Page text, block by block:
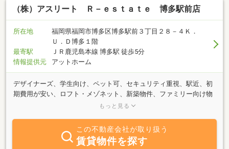
（株）アスリート Ｒ－ｅｓｔａｔｅ 博多駅前店
所在地
福岡県福岡市博多区博多駅前３丁目２８－４Ｋ．
Ｕ．Ｄ博多１階
最寄駅
ＪＲ鹿児島本線 博多駅 徒歩5分
情報提供元
アットホーム
デザイナーズ、学生向け、ペット可、セキュリティ重視、駅近、初
期費用が安い、ロフト・メゾネット、新築物件、ファミリー向け物
件など豊富な物件をご用意しています。福岡市内の物件は全てご紹
もっと見る
この不動産会社が取り扱う
賃貸物件を探す